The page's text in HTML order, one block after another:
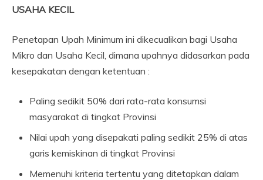
USAHA KECIL
Penetapan Upah Minimum ini dikecualikan bagi Usaha
Mikro dan Usaha Kecil, dimana upahnya didasarkan pada
kesepakatan dengan ketentuan :
Paling sedikit 50% dari rata-rata konsumsi
masyarakat di tingkat Provinsi
Nilai upah yang disepakati paling sedikit 25% di atas
garis kemiskinan di tingkat Provinsi
Memenuhi kriteria tertentu yang ditetapkan dalam